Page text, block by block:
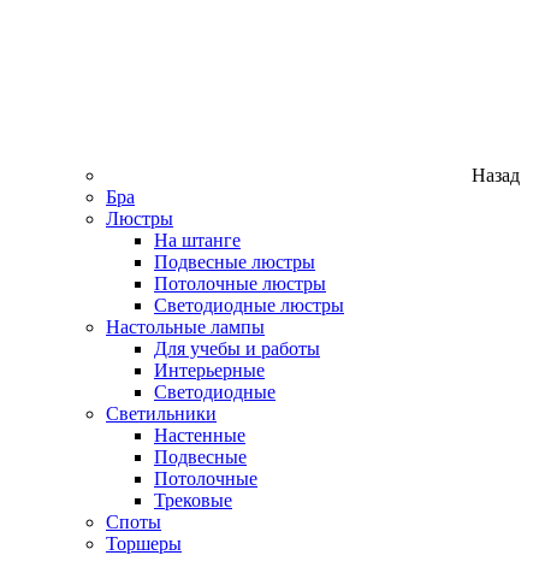
Назад
Бра
Люстры
На штанге
Подвесные люстры
Потолочные люстры
Светодиодные люстры
Настольные лампы
Для учебы и работы
Интерьерные
Светодиодные
Светильники
Настенные
Подвесные
Потолочные
Трековые
Споты
Торшеры